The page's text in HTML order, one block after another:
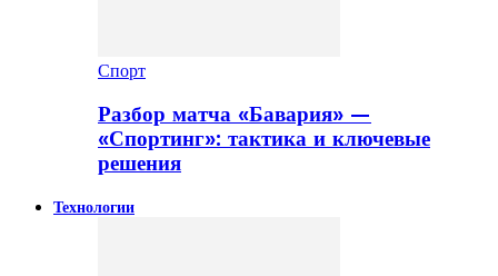
Спорт
Разбор матча «Бавария» —
«Спортинг»: тактика и ключевые
решения
Технологии